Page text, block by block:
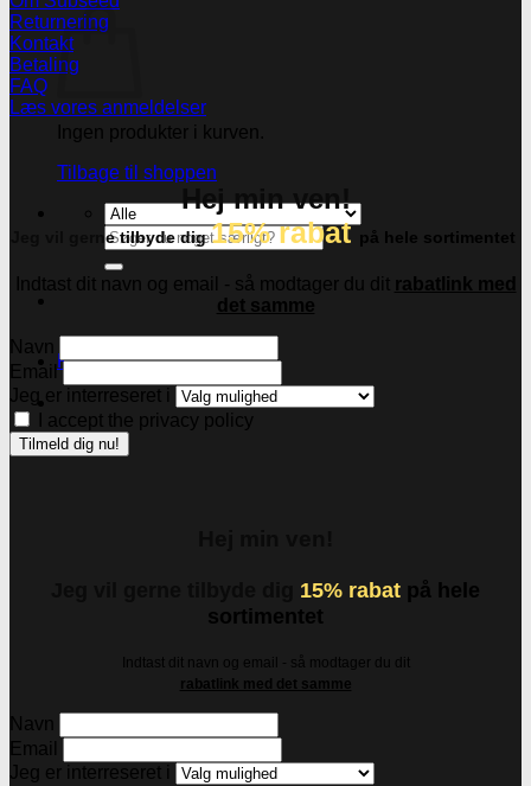
Ingen produkter i kurven.
Tilbage til shoppen
Søg
efter:
Kasse +
Returnering
Kontakt
Betaling
FAQ
Læs vores anmeldelser
Hej min ven!
Jeg vil gerne tilbyde dig15% rabatpå hele sortimentet
Indtast dit navn og email - så modtager du dit rabatlink med
det samme
Navn
Email
Jeg er interreseret i
I accept the privacy policy
15% rabat på hele
sortimentet
Indtast dit navn og email - så modtager du dit
rabatlink med det samme
Navn
Email
Jeg er interreseret i